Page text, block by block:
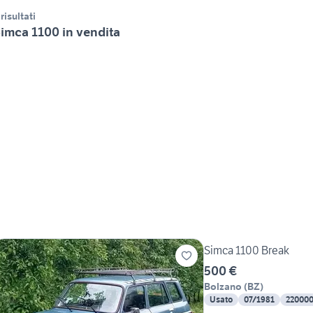
1100 in vendita
Simca 1100 Break
500 €
Bolzano (BZ)
Usato 07/1981